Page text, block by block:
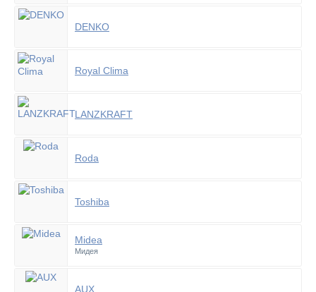
DENKO
Royal Clima
LANZKRAFT
Roda
Toshiba
Midea
Мидея
AUX